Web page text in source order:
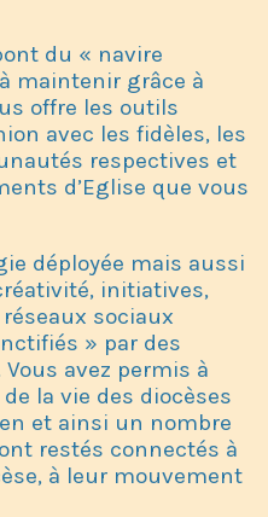
du « navire
maintenir grâce à
offre les outils
avec les fidèles, les
respectives et
d’Eglise que vous
déployée mais aussi
initiatives,
sociaux
» par des
avez permis à
la vie des diocèses
et ainsi un nombre
restés connectés à
à leur mouvement